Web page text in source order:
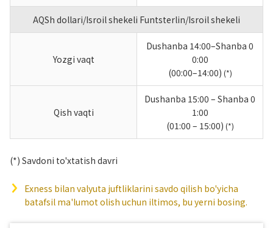
AQSh dollari/Isroil shekeli Funtsterlin/Isroil shekeli
Yozgi vaqt
Dushanba 14:00–Shanba 0
0:00
(00:00–14:00) (*)
Qish vaqti
Dushanba 15:00 – Shanba 0
1:00
(01:00 – 15:00) (*)
(*) Savdoni to'xtatish davri
Exness bilan valyuta juftliklarini savdo qilish bo'yicha
batafsil ma'lumot olish uchun iltimos, bu yerni bosing.